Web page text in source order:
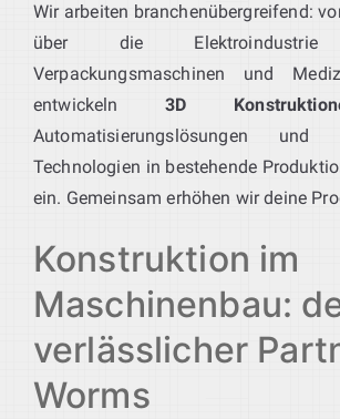
Wir arbeiten branchenübergreifend:
über die
Verpackungsmaschinen und
entwickeln3D
Automatisierungslösungen
Technologien in bestehende
ein. Gemeinsam erhöhen wir deine
Konstruktion im
Maschinenbau:
verlässlicher
Worms